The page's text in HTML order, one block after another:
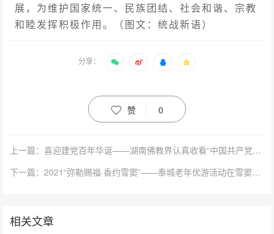
展，为维护国家统一、民族团结、社会和谐、宗教
和睦发挥积极作用。（图文：统战新语）
分享：
赞 0
上一篇：喜迎建党百年华诞——湖南佛教界认真收看“中国共产党成立100周年庆祝大会”实况
下一篇：2021“弥勒赐福·香约雪窦”——奉城老年优游活动在雪窦寺启动
相关文章